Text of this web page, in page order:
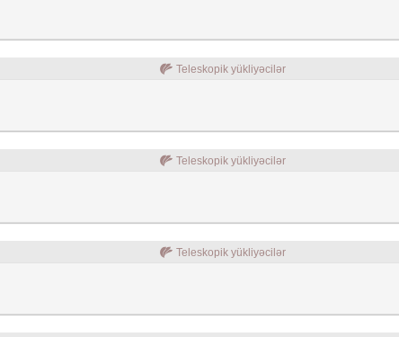
Teleskopik yükliyəcilər
Teleskopik yükliyəcilər
Teleskopik yükliyəcilər